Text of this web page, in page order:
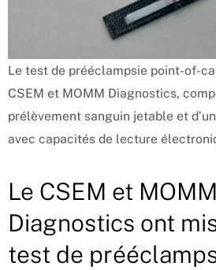
Le test de prééclampsie point-of-
CSEM et MOMM Diagnostics,
prélèvement sanguin jetable et
avec capacités de lecture
Le CSEM et MOMM
Diagnostics ont
test de